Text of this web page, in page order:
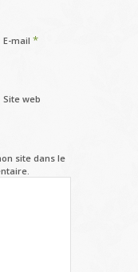
E-mail *
Site web
site dans le